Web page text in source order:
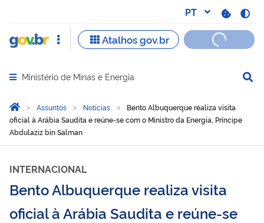
Abrir menu principal de navegação
Ministério de Minas e Energia
Você está aqui:
Página Inicial
Assuntos Notícias
Bento Albuquerque realiza visita
oficial à Arábia Saudita e reúne-se com o Ministro da Energia, Príncipe
Abdulaziz bin Salman
INTERNACIONAL
Bento Albuquerque realiza visita
oficial à Arábia Saudita e reúne-se